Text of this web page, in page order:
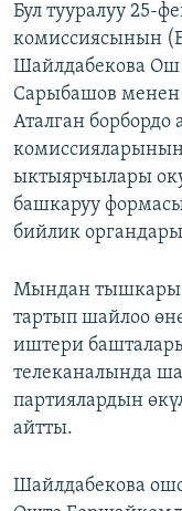
Бул тууралуу 25-
комиссиясынын
Шайлдабекова
Сарыбашов менен
Аталган
ыктыярчылары
башкаруу
бийлик
Мындан тышкары
тартып шайлоо
иштери
телеканалында
партиялардын
айтты.
Шайлдабекова